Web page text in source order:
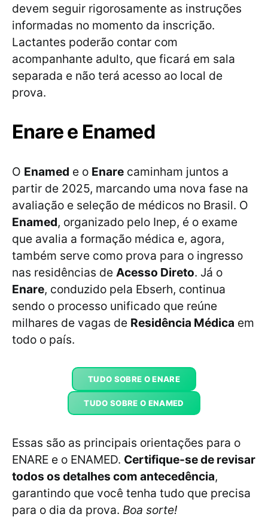
devem seguir rigorosamente as instruções
informadas no momento da inscrição.
Lactantes poderão contar com
acompanhante adulto, que ficará em sala
separada e não terá acesso ao local de
prova.
Enare e Enamed
O Enamed e o Enare caminham juntos a
partir de 2025, marcando uma nova fase na
avaliação e seleção de médicos no Brasil. O
Enamed, organizado pelo Inep, é o exame
que avalia a formação médica e, agora,
também serve como prova para o ingresso
nas residências de Acesso Direto. Já o
Enare, conduzido pela Ebserh, continua
sendo o processo unificado que reúne
milhares de vagas de Residência Médica em
todo o país.
TUDO SOBRE O ENARE
TUDO SOBRE O ENAMED
Essas são as principais orientações para o
ENARE e o ENAMED. Certifique-se de revisar
todos os detalhes com antecedência,
garantindo que você tenha tudo que precisa
para o dia da prova. Boa sorte!